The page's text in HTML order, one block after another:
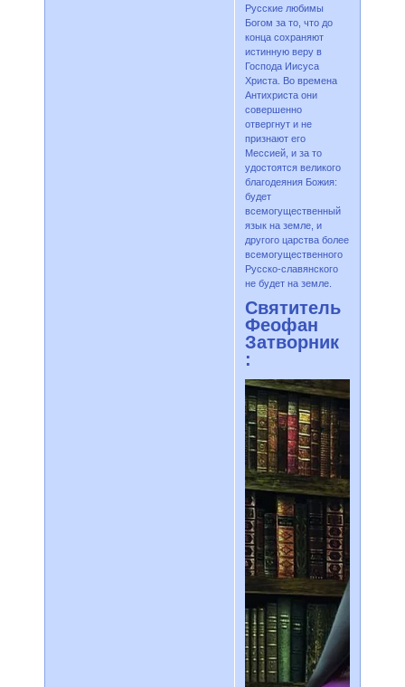
Русские любимы
Богом за то, что до
конца сохраняют
истинную веру в
Господа Иисуса
Христа. Во времена
Антихриста они
совершенно
отвергнут и не
признают его
Мессией, и за то
удостоятся великого
благодеяния Божия:
будет
всемогущественный
язык на земле, и
другого царства более
всемогущественного
Русско-славянского
не будет на земле.
Святитель
Феофан
Затворник
: